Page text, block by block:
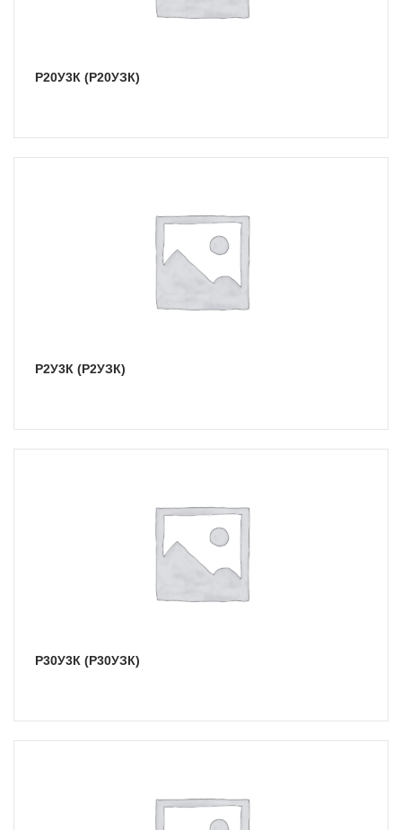
Р20У3К (Р20УЗК)
Р2У3К (Р2УЗК)
Р30У3К (Р30УЗК)